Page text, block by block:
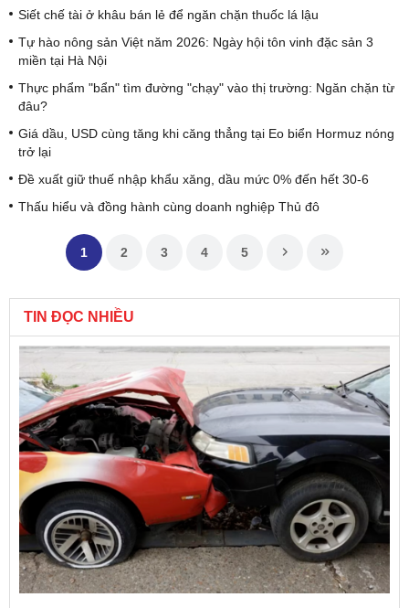
Siết chế tài ở khâu bán lẻ để ngăn chặn thuốc lá lậu
Tự hào nông sản Việt năm 2026: Ngày hội tôn vinh đặc sản 3
miền tại Hà Nội
Thực phẩm "bẩn" tìm đường "chạy" vào thị trường: Ngăn chặn từ
đâu?
Giá dầu, USD cùng tăng khi căng thẳng tại Eo biển Hormuz nóng
trở lại
Đề xuất giữ thuế nhập khẩu xăng, dầu mức 0% đến hết 30-6
Thấu hiểu và đồng hành cùng doanh nghiệp Thủ đô
1 2 3 4 5
TIN ĐỌC NHIỀU